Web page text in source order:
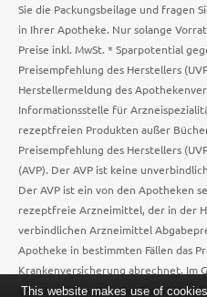
Sie die Packungsbeilage und fragen
in Ihrer Apotheke. Nur solange
Preise inkl. MwSt. * Sparpotential
Preisempfehlung des Herstellers
Herstellermeldung des
Informationsstelle für
rezeptfreien Produkten außer
Preisempfehlung des Herstellers
(AVP). Der AVP ist keine
Der AVP ist ein von den Apotheken
rezeptfreie Arzneimittel, der in der
verbindlichen Arzneimittel
Apotheke in bestimmten Fällen das
Krankenversicherung abrechnet. Im
gebräuchliche UVP eine
This website makes use of